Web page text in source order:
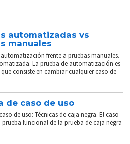
automatizadas vs
manuales
frente a pruebas manuales.
La prueba de automatización es
consiste en cambiar cualquier caso de
de caso de uso
de uso: Técnicas de caja negra. El caso
prueba funcional de la prueba de caja negra